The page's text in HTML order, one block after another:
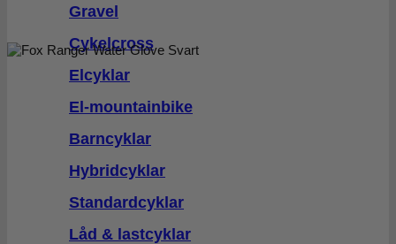
Gravel
Cykelcross
Elcyklar
El-mountainbike
Barncyklar
Hybridcyklar
Standardcyklar
Låd & lastcyklar